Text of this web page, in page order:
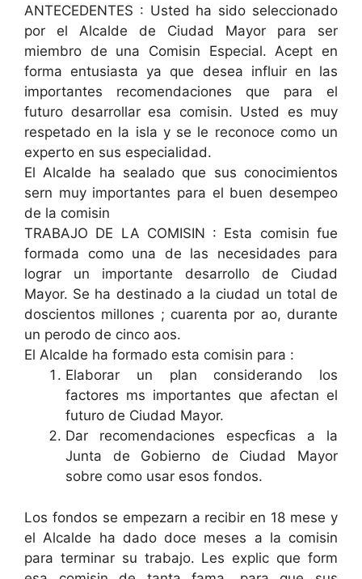
ANTECEDENTES : Usted ha sido seleccionado
por el Alcalde de Ciudad Mayor para ser
miembro de una Comisin Especial. Acept en
forma entusiasta ya que desea influir en las
importantes recomendaciones que para el
futuro desarrollar esa comisin. Usted es muy
respetado en la isla y se le reconoce como un
experto en sus especialidad.
El Alcalde ha sealado que sus conocimientos
sern muy importantes para el buen desempeo
de la comisin
TRABAJO DE LA COMISIN : Esta comisin fue
formada como una de las necesidades para
lograr un importante desarrollo de Ciudad
Mayor. Se ha destinado a la ciudad un total de
doscientos millones ; cuarenta por ao, durante
un perodo de cinco aos.
El Alcalde ha formado esta comisin para :
Elaborar un plan considerando los
factores ms importantes que afectan el
futuro de Ciudad Mayor.
Dar recomendaciones especficas a la
Junta de Gobierno de Ciudad Mayor
sobre como usar esos fondos.
Los fondos se empezarn a recibir en 18 mese y
el Alcalde ha dado doce meses a la comisin
para terminar su trabajo. Les explic que form